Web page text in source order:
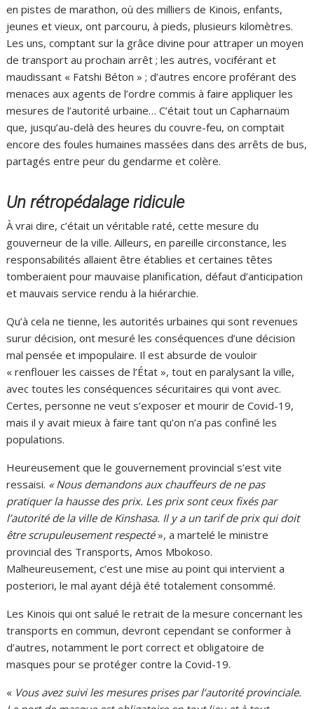
en pistes de marathon, où des milliers de Kinois, enfants,
jeunes et vieux, ont parcouru, à pieds, plusieurs kilomètres.
Les uns, comptant sur la grâce divine pour attraper un moyen
de transport au prochain arrêt ; les autres, vociférant et
maudissant « Fatshi Béton » ; d’autres encore proférant des
menaces aux agents de l’ordre commis à faire appliquer les
mesures de l’autorité urbaine… C’était tout un Capharnaüm
que, jusqu’au-delà des heures du couvre-feu, on comptait
encore des foules humaines massées dans des arrêts de bus,
partagés entre peur du gendarme et colère.
Un rétropédalage ridicule
À vrai dire, c’était un véritable raté, cette mesure du
gouverneur de la ville. Ailleurs, en pareille circonstance, les
responsabilités allaient être établies et certaines têtes
tomberaient pour mauvaise planification, défaut d’anticipation
et mauvais service rendu à la hiérarchie.
Qu’à cela ne tienne, les autorités urbaines qui sont revenues
surur décision, ont mesuré les conséquences d’une décision
mal pensée et impopulaire. Il est absurde de vouloir
« renflouer les caisses de l’État », tout en paralysant la ville,
avec toutes les conséquences sécuritaires qui vont avec.
Certes, personne ne veut s’exposer et mourir de Covid-19,
mais il y avait mieux à faire tant qu’on n’a pas confiné les
populations.
Heureusement que le gouvernement provincial s’est vite
ressaisi. « Nous demandons aux chauffeurs de ne pas
pratiquer la hausse des prix. Les prix sont ceux fixés par
l’autorité de la ville de Kinshasa. Il y a un tarif de prix qui doit
être scrupuleusement respecté», a martelé le ministre
provincial des Transports, Amos Mbokoso.
Malheureusement, c’est une mise au point qui intervient a
posteriori, le mal ayant déjà été totalement consommé.
Les Kinois qui ont salué le retrait de la mesure concernant les
transports en commun, devront cependant se conformer à
d’autres, notamment le port correct et obligatoire de
masques pour se protéger contre la Covid-19.
« Vous avez suivi les mesures prises par l’autorité provinciale.